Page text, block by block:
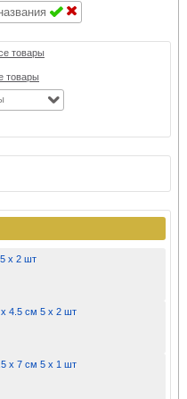
товары
товары
х 2 шт
4.5 см 5 х 2 шт
x 7 см 5 х 1 шт